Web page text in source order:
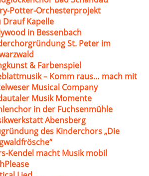
Potter-Orchesterprojekt
Drauf Kapelle
in Bessenbach
St. Peter im
& Farbenspiel
– Komm raus… mach mit
Musical Company
Musik Momente
in der Fuchsenmühle
Abensberg
des Kinderchors „Die
Kendel macht Musik mobil